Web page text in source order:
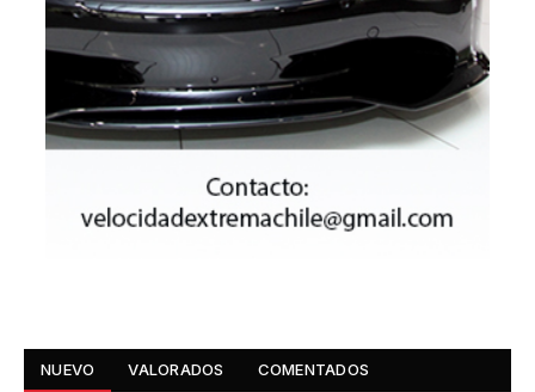
NUEVO VALORADOS COMENTADOS